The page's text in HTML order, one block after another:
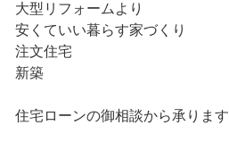
大型リフォームより
安くていい暮らす家づくり
注文住宅
新築
住宅ローンの御相談から承ります